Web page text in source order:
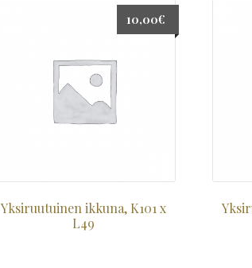
Yksiruutuinen ikkuna, K101 x
L49
10,00€